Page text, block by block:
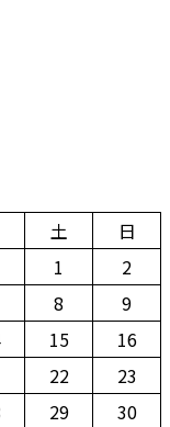
土
日
1
2
8
9
15
16
22
23
29
30